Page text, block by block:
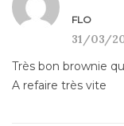
FLO
31/03/
Très bon brownie
A refaire très vite